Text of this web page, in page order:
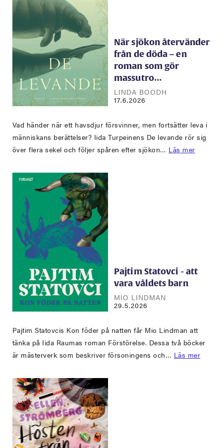
När sjökon återvänder
från de döda – en
roman som gör
massutro…
LINDA BOODH
17.6.2026
Vad händer när ett havsdjur försvinner, men fortsätter leva i
människans berättelser? Iida Turpeinens De levande rör sig
över flera sekel och följer spåren efter sjökon… Läs mer
Pajtim Statovci - att
vara våldets barn
MIO LINDMAN
29.5.2026
Pajtim Statovcis Kon föder på natten får Mio Lindman att
tänka på Iida Raumas roman Förstörelse. Dessa två böcker
är mästerverk som beskriver försoningens och… Läs mer